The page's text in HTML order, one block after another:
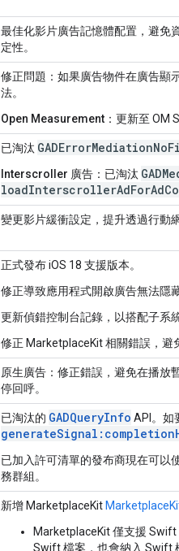
最佳化影片廣告記憶體配置，避免
定性。
修正問題：如果廣告物件在廣告顯
法。
Open Measurement ：更新至 OM
已淘汰
Interscroller 廣告： 已淘汰
變更影片緩衝設定，提升透過行動
正式發布 iOS 18 支援版本。
修正導致應用程式開啟廣告無法隱
更新偵錯控制台記錄，以搭配子系
修正 MarketplaceKit 相關錯誤，避
原生廣告： 修正錯誤，避免在播放
停回呼。
已淘汰的 GADQueryInfo API。如
已加入許可清單的發布商現在可以
務群組。
新增 MarketplaceKit
MarketplaceKit 僅支援
Swift 檔案，也會納入 Swift